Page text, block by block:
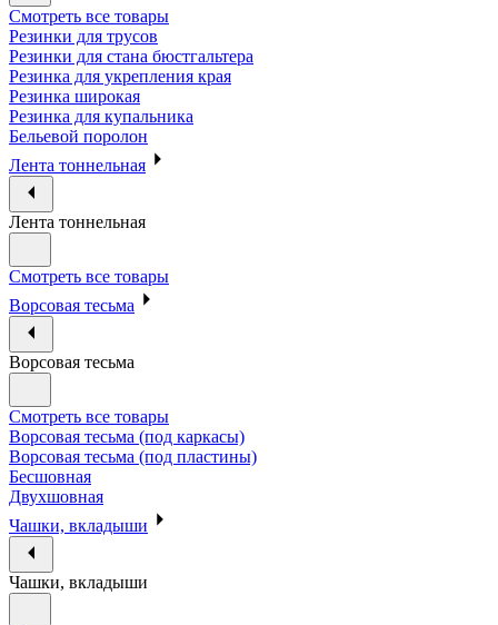
Смотреть все товары
Резинки для трусов
Резинки для стана бюстгальтера
Резинка для укрепления края
Резинка широкая
Резинка для купальника
Бельевой поролон
Лента тоннельная
Лента тоннельная
Смотреть все товары
Ворсовая тесьма
Ворсовая тесьма
Смотреть все товары
Ворсовая тесьма (под каркасы)
Ворсовая тесьма (под пластины)
Бесшовная
Двухшовная
Чашки, вкладыши
Чашки, вкладыши